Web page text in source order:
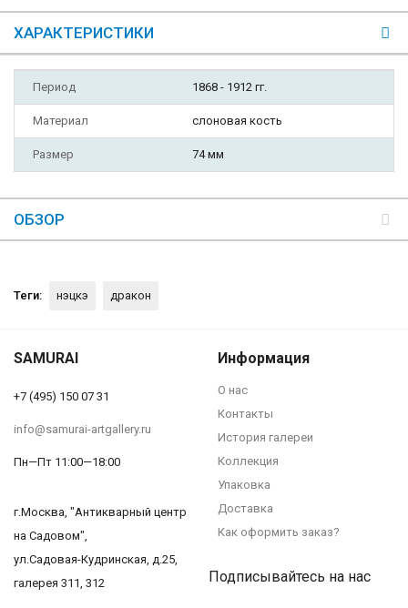
ХАРАКТЕРИСТИКИ
Период 1868 - 1912 гг.
Материал слоновая кость
Размер 74 мм
ОБЗОР
Теги: нэцкэ дракон
SAMURAI
+7 (495) 150 07 31
info@samurai-artgallery.ru
Пн—Пт 11:00—18:00
г.Москва, "Антикварный центр
на Садовом",
ул.Садовая-Кудринская, д.25,
галерея 311, 312
Информация
О нас
Контакты
История галереи
Коллекция
Упаковка
Доставка
Как оформить заказ?
Подписывайтесь на нас